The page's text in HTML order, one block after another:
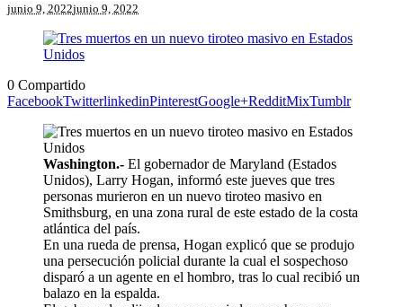
junio 9, 2022junio 9, 2022
0 Compartido
FacebookTwitterlinkedinPinterestGoogle+RedditMixTumblr
Washington.- El gobernador de Maryland (Estados
Unidos), Larry Hogan, informó este jueves que tres
personas murieron en un nuevo tiroteo masivo en
Smithsburg, en una zona rural de este estado de la costa
atlántica del país.
En una rueda de prensa, Hogan explicó que se produjo
una persecución policial durante la cual el sospechoso
disparó a un agente en el hombro, tras lo cual recibió un
balazo en la espalda.